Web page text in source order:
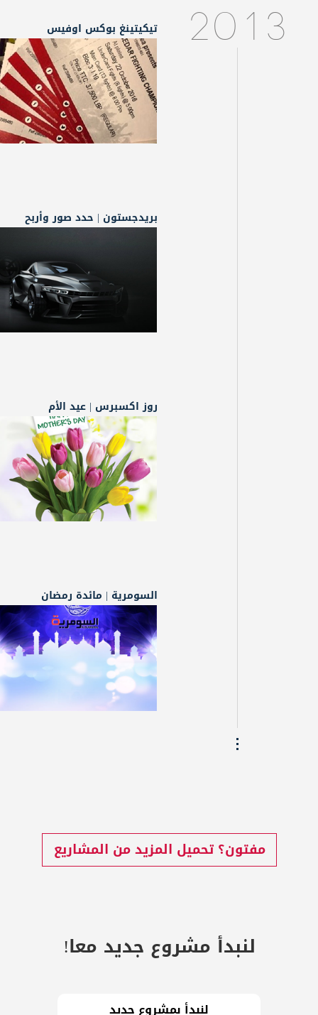
2013 تيكيتينغ بوكس اوفيس
بريدجستون | حدد صور وأربح
روز اكسبرس | عيد الأم
السومرية | مائدة رمضان
مفتون؟ تحميل المزيد من المشاريع
لنبدأ مشروع جديد معا!